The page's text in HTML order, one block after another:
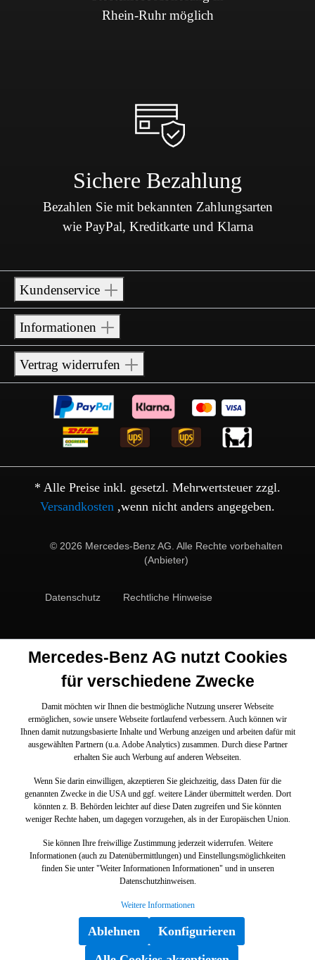
Rhein-Ruhr möglich
Sichere Bezahlung
Bezahlen Sie mit bekannten Zahlungsarten
wie PayPal, Kreditkarte und Klarna
Kundenservice
Informationen
Vertrag widerrufen
* Alle Preise inkl. gesetzl. Mehrwertsteuer zzgl.
Versandkosten ,wenn nicht anders angegeben.
© 2026 Mercedes-Benz AG. Alle Rechte vorbehalten
(Anbieter)
Datenschutz Rechtliche Hinweise
Mercedes-Benz AG nutzt Cookies
für verschiedene Zwecke
Damit möchten wir Ihnen die bestmögliche Nutzung unserer Webseite
ermöglichen, sowie unsere Webseite fortlaufend verbessern. Auch können wir
Ihnen damit nutzungsbasierte Inhalte und Werbung anzeigen und arbeiten dafür mit
ausgewählten Partnern (u.a. Adobe Analytics) zusammen. Durch diese Partner
erhalten Sie auch Werbung auf anderen Webseiten.
Wenn Sie darin einwilligen, akzeptieren Sie gleichzeitig, dass Daten für die
genannten Zwecke in die USA und ggf. weitere Länder übermittelt werden. Dort
könnten z. B. Behörden leichter auf diese Daten zugreifen und Sie könnten
weniger Rechte haben, um dagegen vorzugehen, als in der Europäischen Union.
Sie können Ihre freiwillige Zustimmung jederzeit widerrufen. Weitere
Informationen (auch zu Datenübermittlungen) und Einstellungsmöglichkeiten
finden Sie unter "Weiter Informationen Informationen" und in unseren
Datenschutzhinweisen.
Weitere Informationen
Ablehnen
Konfigurieren